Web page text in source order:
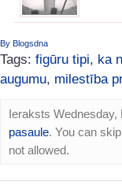
By Blogsdna
Tags: figūru tipi, ka
augumu, milestība
Ieraksts Wednesday,
pasaule. You can
not allowed.